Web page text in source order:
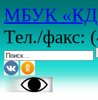
МБУК
Тел./факс: